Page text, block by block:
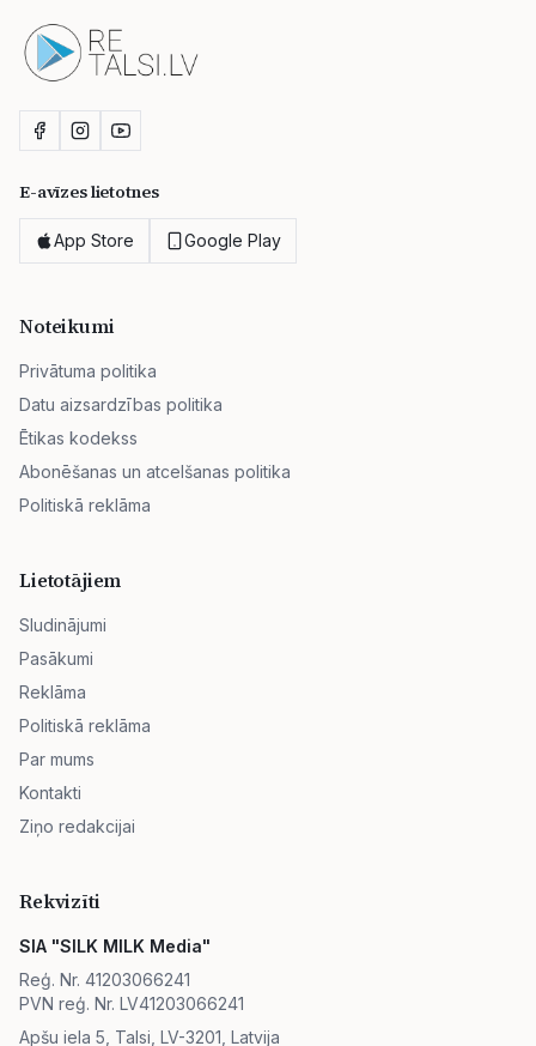
E-avīzes lietotnes
App Store Google Play
Noteikumi
Privātuma politika
Datu aizsardzības politika
Ētikas kodekss
Abonēšanas un atcelšanas politika
Politiskā reklāma
Lietotājiem
Sludinājumi
Pasākumi
Reklāma
Politiskā reklāma
Par mums
Kontakti
Ziņo redakcijai
Rekvizīti
SIA "SILK MILK Media"
Reģ. Nr. 41203066241
PVN reģ. Nr. LV41203066241
Apšu iela 5, Talsi, LV-3201, Latvija